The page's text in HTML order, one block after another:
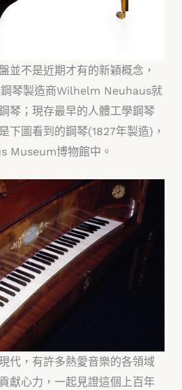
並不是近期才有的新穎概念，
琴製造商Wilhelm Neuhaus就
琴；現存最早的人體工學鋼琴
下圖看到的鋼琴(1827年製造)，
Museum博物館中。
代，有許多熱愛音樂的各領域
獻心力，一起見證這個上百年